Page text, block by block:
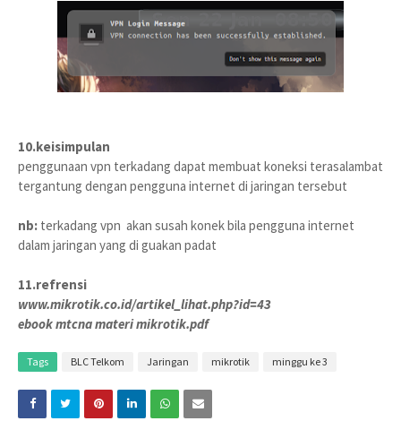
10.keisimpulan
penggunaan vpn terkadang dapat membuat koneksi terasalambat
tergantung dengan pengguna internet di jaringan tersebut
nb: terkadang vpn akan susah konek bila pengguna internet
dalam jaringan yang di guakan padat
11.refrensi
www.mikrotik.co.id/artikel_lihat.php?id=43
ebook mtcna materi mikrotik.pdf
Tags BLC Telkom Jaringan mikrotik minggu ke 3